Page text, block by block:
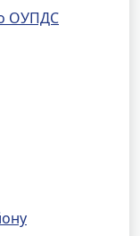
ОУПДС